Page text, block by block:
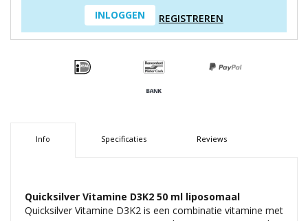
INLOGGEN
REGISTREREN
Info Specificaties Reviews
Quicksilver Vitamine D3K2 50 ml liposomaal
Quicksilver Vitamine D3K2 is een combinatie vitamine met